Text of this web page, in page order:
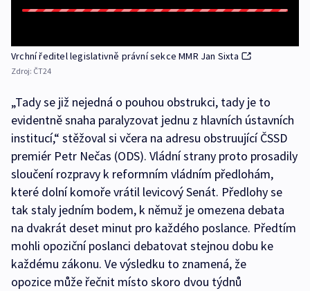
Vrchní ředitel legislativně právní sekce MMR Jan Sixta
Zdroj: ČT24
„Tady se již nejedná o pouhou obstrukci, tady je to
evidentně snaha paralyzovat jednu z hlavních ústavních
institucí,“ stěžoval si včera na adresu obstruující ČSSD
premiér Petr Nečas (ODS). Vládní strany proto prosadily
sloučení rozpravy k reformním vládním předlohám,
které dolní komoře vrátil levicový Senát. Předlohy se
tak staly jedním bodem, k němuž je omezena debata
na dvakrát deset minut pro každého poslance. Předtím
mohli opoziční poslanci debatovat stejnou dobu ke
každému zákonu. Ve výsledku to znamená, že
opozice může řečnit místo skoro dvou týdnů